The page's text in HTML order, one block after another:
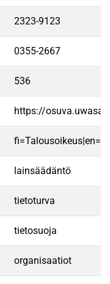
2323-9123
0355-2667
536
https://
lainsäädäntö
tietoturva
tietosuoja
organisaatiot